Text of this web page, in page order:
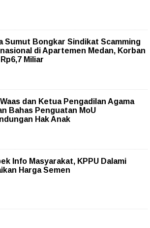
Sumut Bongkar Sindikat Scamming
di Apartemen Medan, Korban
Miliar
dan Ketua Pengadilan Agama
Bahas Penguatan MoU
Hak Anak
Info Masyarakat, KPPU Dalami
Harga Semen